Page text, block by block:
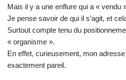
Mais il y a une enflure qui a «
Je pense savoir de qui il s’agit, et
Surtout compte tenu du
« organisme ».
En effet, curieusement, mon
exactement pareil.